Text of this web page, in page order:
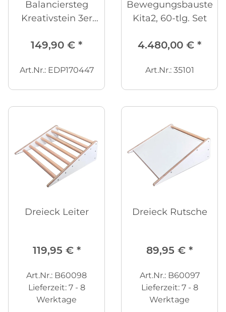
Balanciersteg
Kreativstein 3er
149,90 € *
Art.Nr.: EDP170447
Bewegungsbaustelle
Kita2, 60-tlg. Set
4.480,00 € *
Art.Nr.: 35101
Dreieck Leiter
119,95 € *
Art.Nr.: B60098
Lieferzeit: 7 - 8
Werktage
Dreieck Rutsche
89,95 € *
Art.Nr.: B60097
Lieferzeit: 7 - 8
Werktage